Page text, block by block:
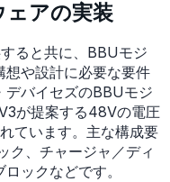
ェアの実装
ると共に、BBUモジ
想や設計に必要な要件
デバイセズのBBUモジ
が提案する48Vの電圧
ています。主な構成要
ク、チャージャ／ディ
ックなどです。